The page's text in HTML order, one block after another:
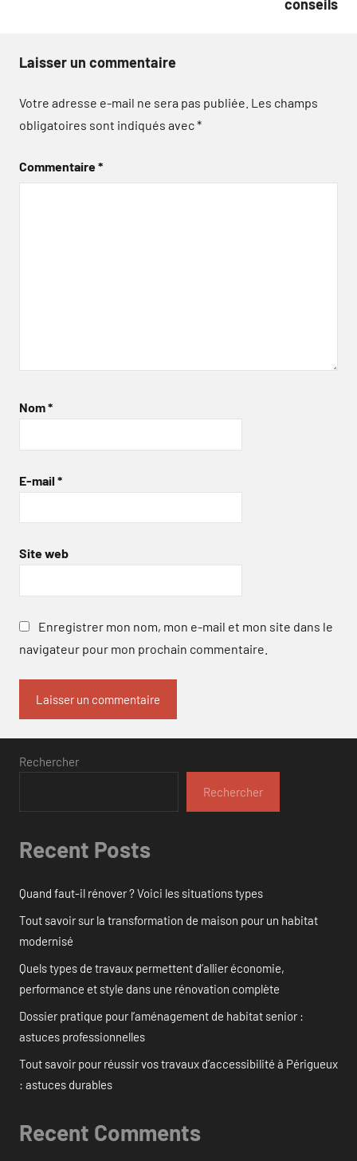
conseils
Laisser un commentaire
Votre adresse e-mail ne sera pas publiée. Les champs
obligatoires sont indiqués avec*
Commentaire*
Nom*
E-mail *
Site web
Enregistrer mon nom, mon e-mail et mon site dans le
navigateur pour mon prochain commentaire.
Rechercher
Rechercher
Recent Posts
Quand faut-il rénover ? Voici les situations types
Tout savoir sur la transformation de maison pour un habitat
modernisé
Quels types de travaux permettent d’allier économie,
performance et style dans une rénovation complète
Dossier pratique pour l’aménagement de habitat senior :
astuces professionnelles
Tout savoir pour réussir vos travaux d’accessibilité à Périgueux
: astuces durables
Recent Comments